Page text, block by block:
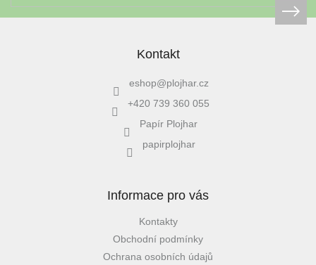
Kontakt
eshop@plojhar.cz
+420 739 360 055
Papír Plojhar
papirplojhar
Informace pro vás
Kontakty
Obchodní podmínky
Ochrana osobních údajů